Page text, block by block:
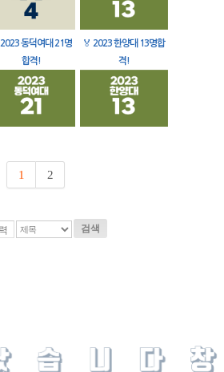
2023 동덕여대 21명
합격!
🏅 2023 한양대 13명합
격!
1 2
검색